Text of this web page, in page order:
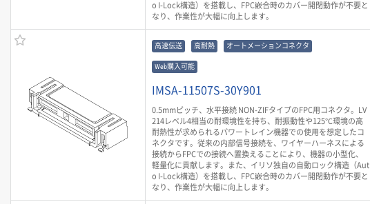
o I-Lock構造）を搭載し、FPC嵌合時のカバー開閉動作が不要と
なり、作業性が大幅に向上します。
高速伝送 高耐熱 オートメーションコネクタ
Web購入可能
IMSA-11507S-30Y901
0.5mmピッチ、水平接続 NON-ZIFタイプのFPC用コネクタ。LV
214レベル4相当の耐環境性を持ち、耐振動性や125℃環境の高
耐熱性が求められるパワートレイン機器での使用を想定したコ
ネクタです。従来の内部信号接続を、ワイヤーハーネスによる
接続からFPCでの接続へ置換えることにより、機器の小型化、
軽量化に貢献します。また、イリソ独自の自動ロック構造（Aut
o I-Lock構造）を搭載し、FPC嵌合時のカバー開閉動作が不要と
なり、作業性が大幅に向上します。